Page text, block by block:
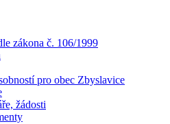
zákona č. 106/1999
pro obec Zbyslavice
žádosti